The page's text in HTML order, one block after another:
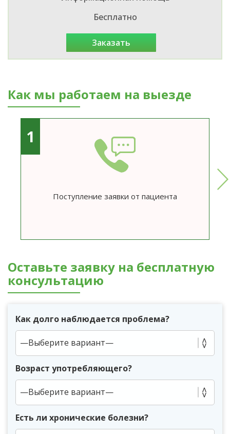
Бесплатно
заказать
Как мы работаем на выезде
1
Поступление заявки от пациента
Оставьте заявку на бесплатную
консультацию
Как долго наблюдается проблема?
Возраст употребляющего?
Есть ли хронические болезни?